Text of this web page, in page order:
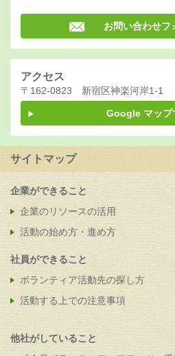
お問い合わせフ
アクセス
〒162-0823 新宿区神楽河岸1-1
Google マップ
サイトマップ
企業ができること
企業のリソースの活用
活動の始め方・進め方
社員ができること
ボランティア活動先の探し方
活動する上での注意事項
他社がしていること